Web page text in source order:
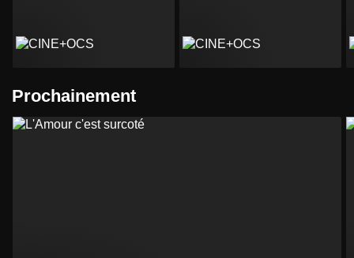
Prochainement